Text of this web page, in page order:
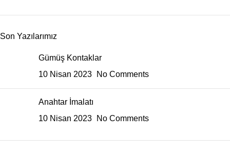
Son Yazılarımız
Gümüş Kontaklar
10 Nisan 2023
No Comments
Anahtar İmalatı
10 Nisan 2023
No Comments